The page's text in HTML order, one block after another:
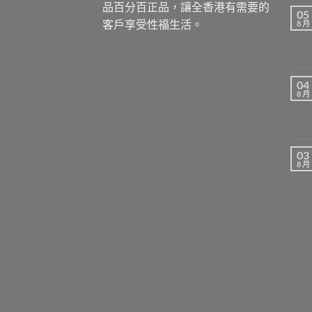
品百分百正品，讓全香港有需要的
客戶享受性福生活。
05
8 月
04
8 月
03
8 月